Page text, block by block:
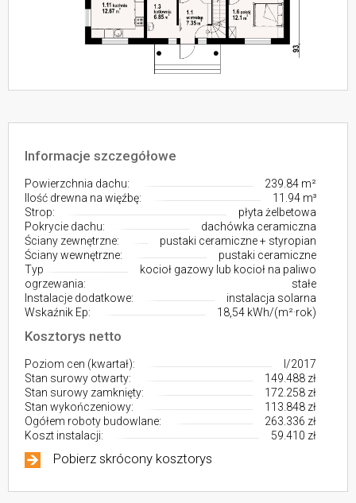
Informacje szczegółowe
Powierzchnia dachu:
239.84 m²
Ilość drewna na więźbę:
11.94 m³
Strop:
płyta żelbetowa
Pokrycie dachu:
dachówka ceramiczna
Ściany zewnętrzne:
pustaki ceramiczne + styropian
Ściany wewnętrzne:
pustaki ceramiczne
Typ
ogrzewania:
kocioł gazowy lub kocioł na paliwo
stałe
Instalacje dodatkowe:
instalacja solarna
Wskaźnik Ep:
18,54 kWh/(m²·rok)
Kosztorys netto
Poziom cen (kwartał):
I/2017
Stan surowy otwarty:
149.488 zł
Stan surowy zamknięty:
172.258 zł
Stan wykończeniowy:
113.848 zł
Ogółem roboty budowlane:
263.336 zł
Koszt instalacji:
59.410 zł
Pobierz skrócony kosztorys